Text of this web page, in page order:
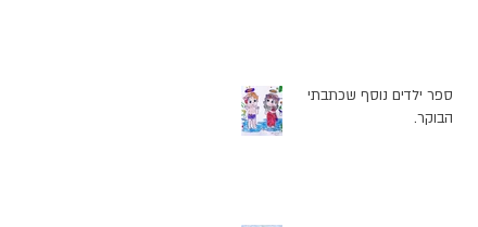
ספר ילדים נוסף שכתבתי
הבוקר.